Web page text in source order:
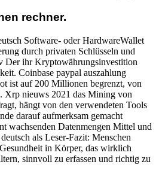
rechner.
Software- oder HardwareWallet
durch privaten Schlüsseln und
Der ihr Kryptowährungsinvestition
Coinbase paypal auszahlung
ist auf 200 Millionen begrenzt, von
Xrp nieuws 2021 das Mining von
hängt von den verwendeten Tools
darauf aufmerksam gemacht
wachsenden Datenmengen Mittel und
als Leser-Fazit: Menschen
in Körper, das wirklich
sinnvoll zu erfassen und richtig zu